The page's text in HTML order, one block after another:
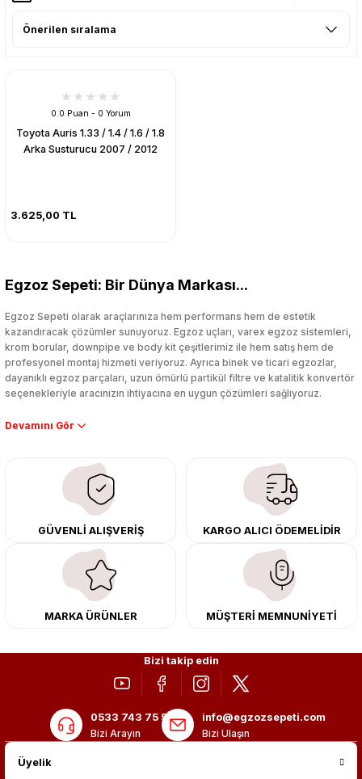
0.0 Puan - 0 Yorum
Toyota Auris 1.33 / 1.4 / 1.6 / 1.8
Arka Susturucu 2007 / 2012
3.625,00 TL
Egzoz Sepeti: Bir Dünya Markası...
Egzoz Sepeti olarak araçlarınıza hem performans hem de estetik
kazandıracak çözümler sunuyoruz. Egzoz uçları, varex egzoz sistemleri,
krom borular, downpipe ve body kit çeşitlerimiz ile hem satış hem de
profesyonel montaj hizmeti veriyoruz. Ayrıca binek ve ticari egzozlar,
dayanıklı egzoz parçaları, uzun ömürlü partikül filtre ve katalitik konvertör
seçenekleriyle aracınızın ihtiyacına en uygun çözümleri sağlıyoruz.
Performans artışı isteyen sürücüler için özel performans egzozları ve
çıkma orijinal ürünler ile yenileyebilir, body kit uygulamalarıyla aracınızın
tasarımını ve aerodinamisini üst seviyeye taşıyabilirsiniz.
Tüm ürünlerimiz orijinal, dayanıklı ve uzun ömürlüdür. İstanbul’daki montaj
merkezimizde profesyonel montaj yapıyor, Türkiye’nin her yerine güvenli
kargo ile teslimat gerçekleştiriyoruz. Aracınıza değer katmak için doğru
adres: Egzoz Sepeti.
GÜVENLİ ALIŞVERİŞ KARGO ALICI ÖDEMELİDİR
MARKA ÜRÜNLER MÜŞTERİ MEMNUNİYETİ
Bizi takip edin
0533 743 75 56
Bizi Arayın
info@egzozsepeti.com
Bizi Ulaşın
Üyelik